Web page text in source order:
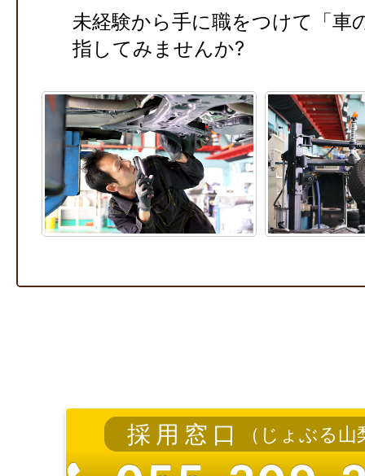
未経験から手に職をつけて「車
指してみませんか?
採用窓口 （じょぶる山